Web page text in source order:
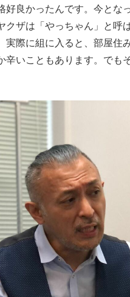
好良かったんです。今とな
クザは「やっちゃん」と呼
実際に組に入ると、部屋住
いこともあります。でも